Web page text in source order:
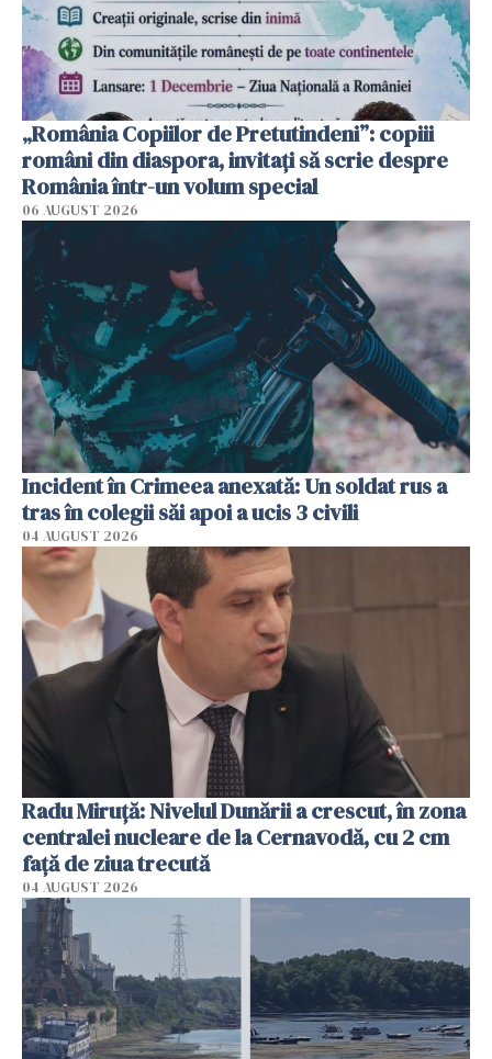
„România Copiilor de Pretutindeni”: copiii
români din diaspora, invitați să scrie despre
România într-un volum special
06 AUGUST 2026
Incident în Crimeea anexată: Un soldat rus a
tras în colegii săi apoi a ucis 3 civili
04 AUGUST 2026
Radu Miruţă: Nivelul Dunării a crescut, în zona
centralei nucleare de la Cernavodă, cu 2 cm
faţă de ziua trecută
04 AUGUST 2026